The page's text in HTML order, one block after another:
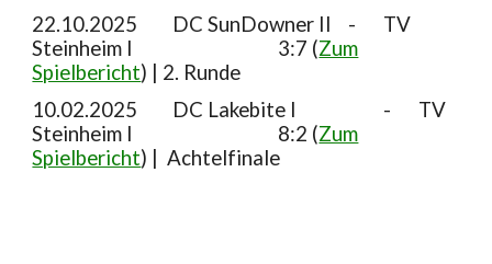
22.10.2025 DCSunDowner II -
TV
Steinheim I
3:7 (Zum
Spielbericht) | 2. Runde
10.02.2025
DC Lakebite I -
TV
Steinheim I
8:2 (Zum
Spielbericht) | Achtelfinale